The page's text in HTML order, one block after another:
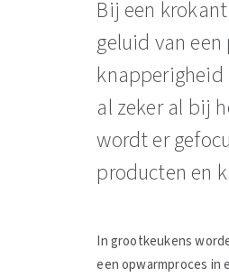
​​Bij een
geluid van
al zeker al bij
wordt er
producten en
In grootkeukens
een opwarmproces in